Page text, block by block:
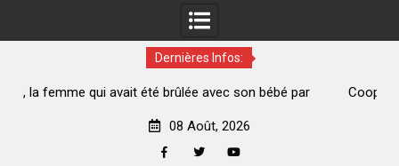
Dernières Infos:
été brûlée avec son bébé par
Coopération: Le ministre
08 Août, 2026